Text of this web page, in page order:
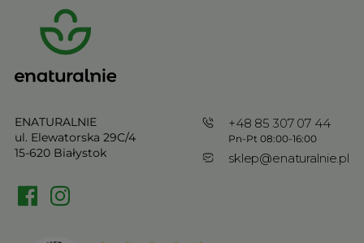
ENATURALNIE
ul. Elewatorska 29C/4
15-620 Białystok
+48 85 307 07 44
Pn-Pt 08:00-16:00
sklep@enaturalnie.pl